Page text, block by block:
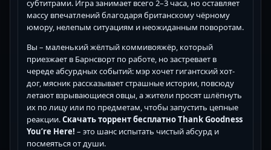
субтитрами. Игра занимает всего 2–3 часа, но оставляет
массу впечатлений благодаря британскому чёрному
юмору, нелепым ситуациям и неожиданным поворотам.
Вы – маленький жёлтый коммивояжёр, который
приезжает в Барнсворт по работе, но застревает в
череде абсурдных событий: мэр хочет гигантский хот-
дог, мясник рассказывает страшные истории, повсюду
летают взрывающиеся овцы, а жители просят шлёпнуть
их по лицу или по предметам, чтобы запустить цепные
реакции.Скачать торрент бесплатно Thank Goodness
You’re Here! – это шанс испытать чистый абсурд и
посмеяться от души.